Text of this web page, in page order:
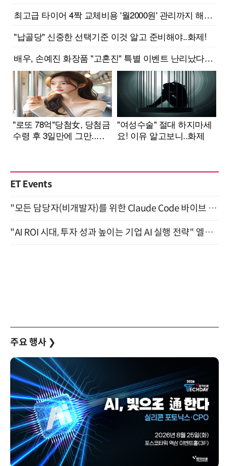
ET Events
"모든 담당자(비개발자)를 위한 Claude Code 바이브 코딩 2-day 부트캠프" 9월 16~17일 개최
"AI ROI 시대, 투자 성과 높이는 기업 AI 실행 전략" 엘타워 6층 (9월 18일)
주요 행사 ❯